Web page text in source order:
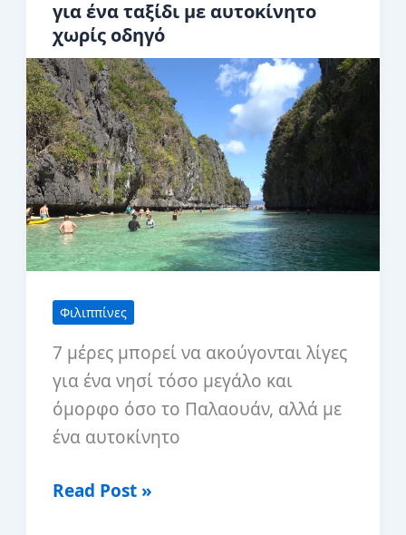
Πρινσέσα;
Δείτε
τι
πρέπει
να
κάνετε
για ένα ταξίδι με αυτοκίνητο
χωρίς οδηγό
Φιλιππίνες
7 μέρες μπορεί να ακούγονται λίγες
για ένα νησί τόσο μεγάλο και
όμορφο όσο το Παλαουάν, αλλά με
ένα αυτοκίνητο
7ήμερο
Read Post »